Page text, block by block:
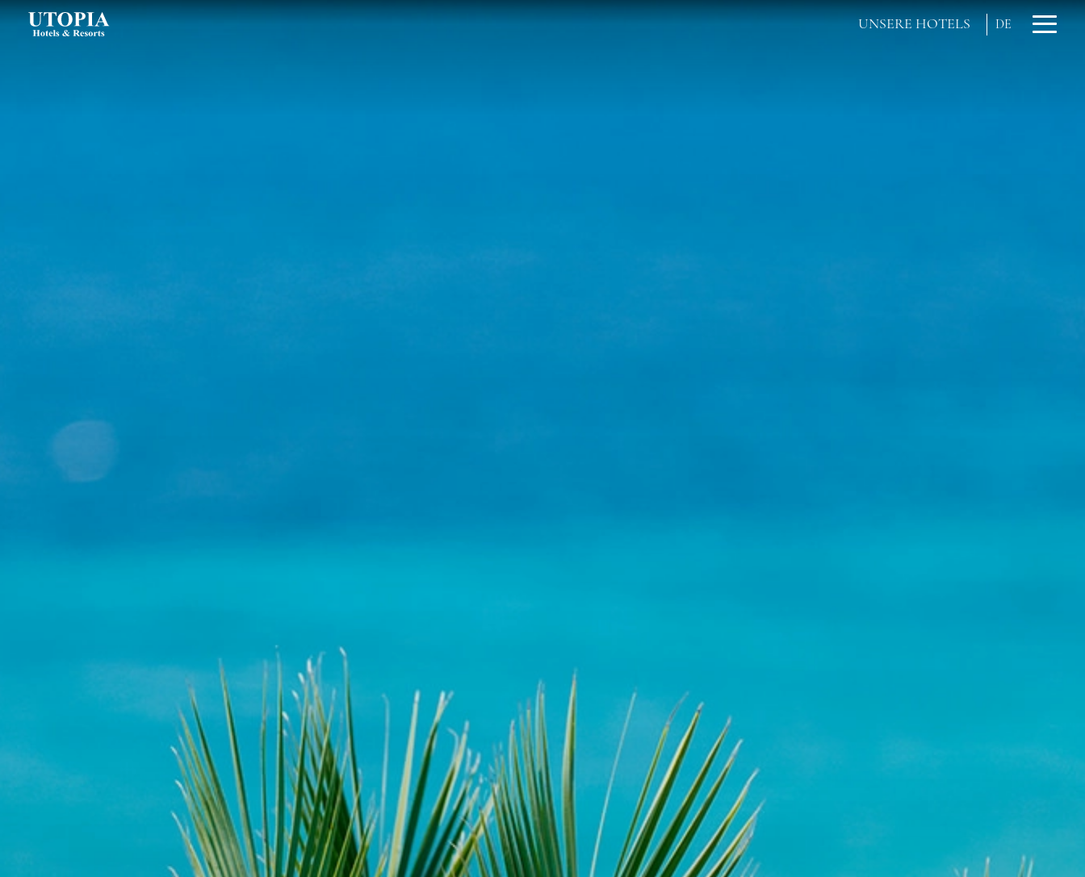
UNSERE HOTELS DE